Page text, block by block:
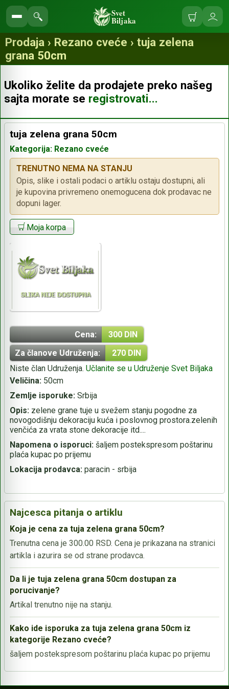
Pretraga
prodavnice
Svet
Biljaka Korpa
se
Prodaja › Rezano cveće › tuja zelena
grana 50cm
Ukoliko želite da prodajete preko našeg
sajta morate se registrovati...
tuja zelena grana 50cm
Kategorija: Rezano cveće
TRENUTNO NEMA NA STANJU
Opis, slike i ostali podaci o artiklu ostaju dostupni, ali
je kupovina privremeno onemogucena dok prodavac ne
dopuni lager.
Moja korpa
Cena:
300 DIN
Za članove Udruženja:
270 DIN
Niste član Udruženja. Učlanite se u Udruženje Svet Biljaka
Veličina: 50cm
Zemlje isporuke: Srbija
Opis: zelene grane tuje u svežem stanju pogodne za
novogodišnju dekoraciju kuća i poslovnog prostora.zelenih
venčića za vrata stone dekoracije itd....
Napomena o isporuci: šaljem postekspresom poštarinu
plaća kupac po prijemu
Lokacija prodavca: paracin - srbija
Najcesca pitanja o artiklu
Koja je cena za tuja zelena grana 50cm?
Trenutna cena je 300.00 RSD. Cena je prikazana na stranici
artikla i azurira se od strane prodavca.
Da li je tuja zelena grana 50cm dostupan za
porucivanje?
Artikal trenutno nije na stanju.
Kako ide isporuka za tuja zelena grana 50cm iz
kategorije Rezano cveće?
šaljem postekspresom poštarinu plaća kupac po prijemu